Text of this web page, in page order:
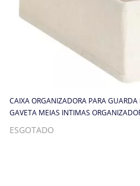
CAIXA ORGANIZADORA PARA GUARDA
GAVETA MEIAS INTIMAS
ESGOTADO